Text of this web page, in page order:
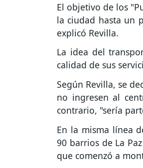
El objetivo de los
la ciudad hasta un
explicó Revilla.
La idea del
calidad de sus
Según Revilla, se
no ingresen al
contrario, "sería
En la misma línea
90 barrios de La
que comenzó a